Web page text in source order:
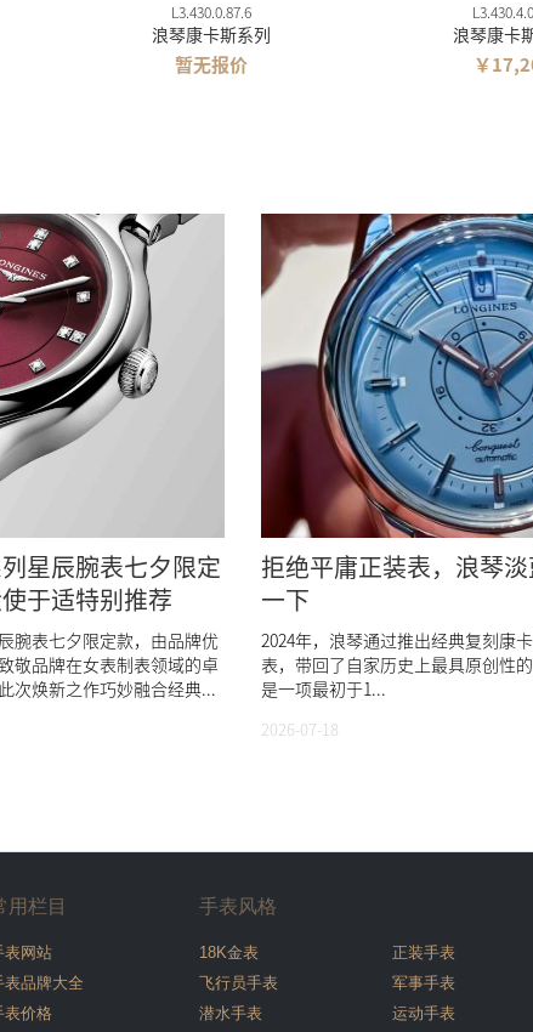
L3.430.0.87.6
浪琴康卡斯系列
暂无报价
浪琴康卡
￥
星辰腕表七夕限定
于适特别推荐
腕表七夕限定款，由品牌优
敬品牌在女表制表领域的卓
次焕新之作巧妙融合经典...
拒绝平庸正装表，浪琴
一下
2024年，浪琴通过推出经典复刻康
表，带回了自家历史上最具原创性
是一项最初于1...
2026-07-18
用栏目
表网站
表品牌大全
表价格
手表风格
18K金表
正装手表
飞行员手表
军事手表
潜水手表
运动手表